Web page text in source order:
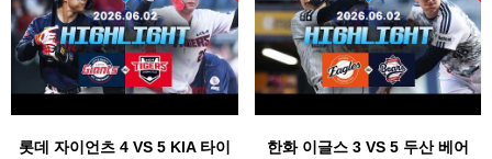
롯데 자이언츠 4 VS 5 KIA 타이
한화 이글스 3 VS 5 두산 베어